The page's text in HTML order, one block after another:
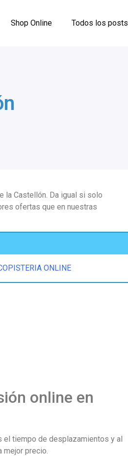
Shop Online Todos los posts
la Castellón. Da igual si solo
ofertas que en nuestras
ONLINE
online en
el tiempo de desplazamientos y al
precio.